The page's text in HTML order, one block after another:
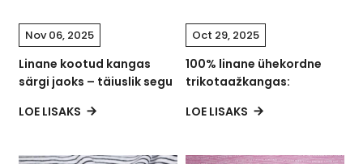
Nov 06, 2025
Linane kootud kangas
särgi jaoks – täiuslik segu
LOE LISAKS
Oct 29, 2025
100% linane ühekordne
trikotaažkangas:
kaasaegseteks
LOE LISAKS